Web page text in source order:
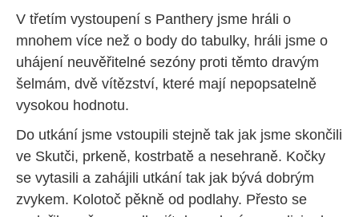
V třetím vystoupení s Panthery jsme hráli o
mnohem více než o body do tabulky, hráli jsme o
uhájení neuvěřitelné sezóny proti těmto dravým
šelmám, dvě vítězství, které mají nepopsatelně
vysokou hodnotu.
Do utkání jsme vstoupili stejně tak jak jsme skončili
ve Skutči, prkeně, kostrbatě a nesehraně. Kočky
se vytasili a zahájili utkání tak jak bývá dobrým
zvykem. Kolotoč pěkně od podlahy. Přesto se